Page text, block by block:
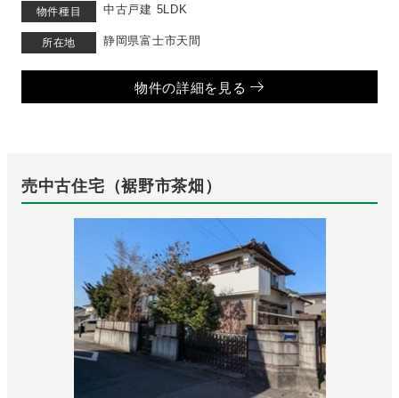
物件種目 中古戸建 5LDK
所在地 静岡県富士市天間
物件の詳細を見る
売中古住宅（裾野市茶畑）